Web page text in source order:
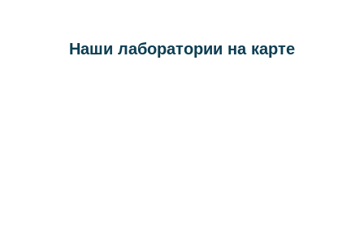
Наши лаборатории на карте